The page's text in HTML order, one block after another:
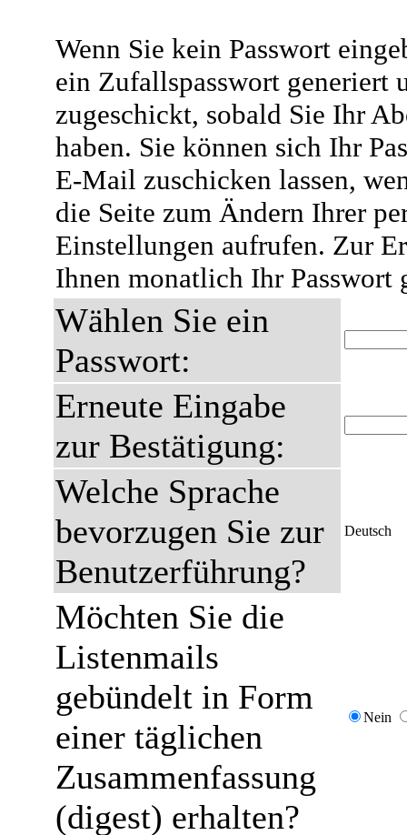
Wenn Sie kein Passwort
ein Zufallspasswort generiert
zugeschickt, sobald Sie Ihr
haben. Sie können sich Ihr
E-Mail zuschicken lassen,
die Seite zum Ändern Ihrer
Einstellungen aufrufen. Zur
Ihnen monatlich Ihr Passwort
Wählen Sie ein
Passwort:
Erneute Eingabe
zur Bestätigung:
Welche Sprache
bevorzugen Sie zur
Benutzerführung?
Deutsch
Möchten Sie die
Listenmails
gebündelt in Form
einer täglichen
Zusammenfassung
(digest) erhalten?
Nein